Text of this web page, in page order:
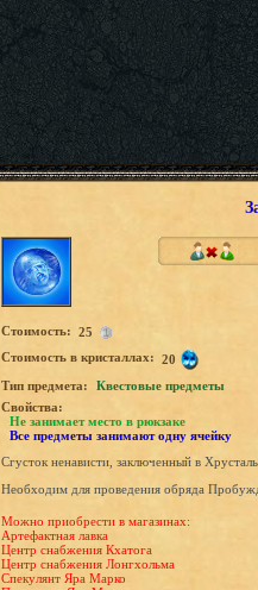
Стоимость: 25
Стоимость в кристаллах: 20
Tип предмета:
Квестовые предметы
Свойства:
Не занимает место в рюкзаке
Все предметы занимают одну ячейку
Сгусток ненависти, заключенный в
Необходим для проведения обряда
Можно приобрести в магазинах:
Артефактная лавка
Центр снабжения Кхатога
Центр снабжения Лонгхольма
Спекулянт Яра Марко